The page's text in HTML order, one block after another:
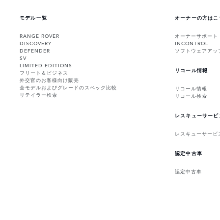
モデル一覧
RANGE ROVER
DISCOVERY
DEFENDER
SV
LIMITED EDITIONS
フリート＆ビジネス
外交官のお客様向け販売
全モデルおよびグレードのスペック比較
リテイラー検索
オーナーの方は
オーナーサポート
INCONTROL
ソフトウェアアッ
リコール情報
リコール情報
リコール検索
レスキューサー
レスキューサー
認定中古車
認定中古車